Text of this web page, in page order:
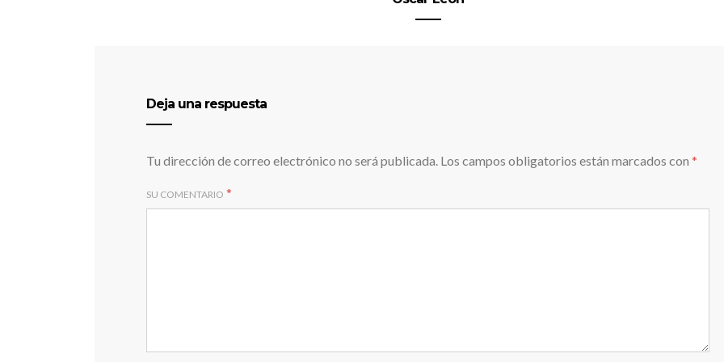
Deja una respuesta
Tu dirección de correo electrónico no será publicada. Los campos obligatorios están marcados con *
SU COMENTARIO *